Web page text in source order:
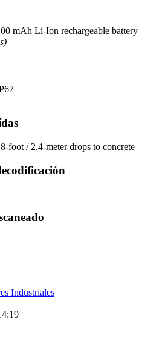
mAh Li-Ion rechargeable battery
foot / 2.4-meter drops to concrete
Industriales